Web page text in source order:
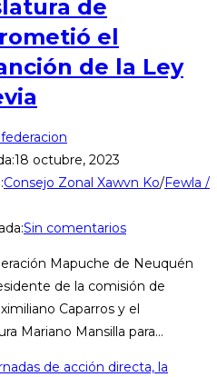
de
el
de la Ley
18 octubre, 2023
Consejo Zonal Xawvn Ko/Fewla /
Sin comentarios
Mapuche de Neuquén
de la comisión de
Caparros y el
Mariano Mansilla para…
de acción directa, la